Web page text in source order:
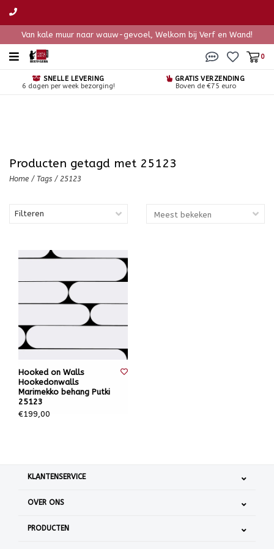
Van kale muur naar wauw-gevoel, Welkom bij Verf en Wand!
0
SNELLE LEVERING
6 dagen per week bezorging!
GRATIS VERZENDING
Boven de €75 euro
Producten getagd met 25123
Home / Tags / 25123
Filteren
Hooked on Walls
Hookedonwalls
Marimekko behang Putki
25123
€199,00
KLANTENSERVICE
OVER ONS
PRODUCTEN